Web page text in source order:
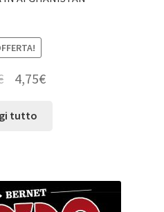
4,75€
tutto